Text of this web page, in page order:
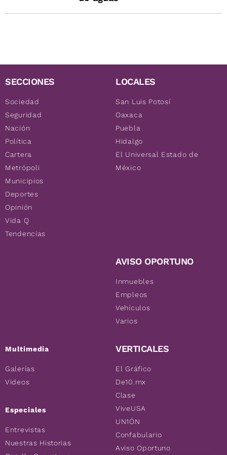
SECCIONES
Sociedad
Seguridad
Nación
Política
Cartera
Metrópoli
Municipios
Deportes
Opinión
Vida Q
Tendencias
Multimedia
Galerías
Videos
Especiales
Entrevistas
Nuestras Historias
LOCALES
San Luis Potosí
Oaxaca
Puebla
Hidalgo
El Universal Estado de
México
AVISO OPORTUNO
Inmuebles
Empleos
Vehículos
Varios
VERTICALES
El Gráfico
De10.mx
Clase
ViveUSA
UN1ÓN
Confabulario
Aviso Oportuno